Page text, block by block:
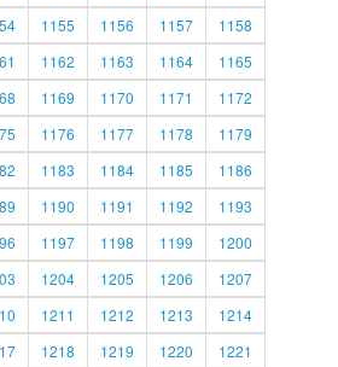
1155 1156 1157
1158
1162 1163 1164
1165
1169 1170 1171
1172
1176 1177 1178
1179
1183 1184 1185
1186
1190 1191 1192
1193
1197 1198 1199
1200
1204 1205 1206
1207
1211 1212 1213
1214
1218 1219 1220
1221